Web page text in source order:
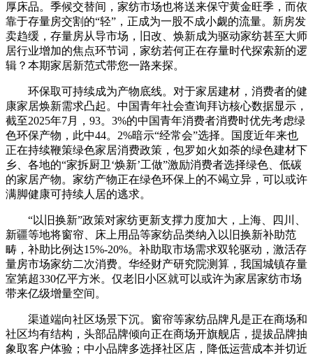
厚床品。季候交替间，家纺市场也将送来保守黄金旺季，而依
靠于存量房交割的“轻”，正成为一股不成小觑的流量。新房发
卖趋缓，存量房从导市场，旧改、焕新成为驱动家纺甚至大师
居行业增加的焦点环节词，家纺若何正在存量时代探索新的逻
辑？本期家居新范式带您一路来探。
环保取可持续成为产物底线。对于家居建材，消费者的健
康家居焕新需求凸起。中国青年社会查询拜访核心数据显示，
截至2025年7月，93。3%的中国青年消费者消费时优先考虑绿
色环保产物，此中44。2%暗示“经常会”选择。国度近年来也
正在持续鞭策绿色家居消费政策，包罗如火如荼的绿色建材下
乡、各地的“家拆厨卫‘焕新’工做”激励消费者选择绿色、低碳
的家居产物。家纺产物正在绿色环保上的不竭立异，可以或许
满脚健康可持续人居的逃求。
“以旧换新”政策对家纺更新支撑力度加大，上海、四川、
新疆等地将窗帘、床上用品等家纺品类纳入以旧换新补助范
畴，补助比例达15%-20%。补助取市场需求双轮驱动，激活存
量房市场家纺二次消费。华经财产研究院测算，我国城镇存量
室第超330亿平方米。仅老旧小区就可以或许为家居家纺市场
带来亿级增量空间。
渠道端向社区场景下沉。窗帘等家纺品牌凡是正在商场和
社区均有结构，头部品牌倾向正在商场开旗舰店，提拔品牌抽
象取客户体验；中小品牌多选择社区店，降低运营成本并切近